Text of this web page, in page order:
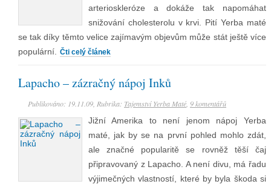
arterioskleróze a dokáže tak napomáhat
snižování cholesterolu v krvi. Pití Yerba maté
se tak díky těmto velice zajímavým objevům může stát ještě více
populární.
Čti celý článek
Lapacho – zázračný nápoj Inků
Publikováno: 19.11.09, Rubrika: Tajemství Yerba Maté 9 komentářů
Jižní Amerika to není jenom nápoj Yerba
maté, jak by se na první pohled mohlo zdát,
ale značné popularitě se rovněž těší čaj
připravovaný z Lapacho. A není divu, má řadu
výjimečných vlastností, které by byla škoda si